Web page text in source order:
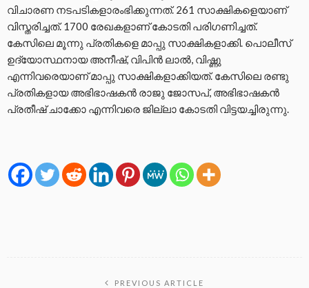
വിചാരണ നടപടികളാരംഭിക്കുന്നത്. 261 സാക്ഷികളെയാണ്
വിസ്തരിച്ചത്. 1700 രേഖകളാണ് കോടതി പരിഗണിച്ചത്.
കേസിലെ മൂന്നു പ്രതികളെ മാപ്പു സാക്ഷികളാക്കി. പൊലീസ്
ഉദ്യോസ്ഥനായ അനീഷ്, വിപിൻ ലാൽ, വിഷ്ണു
എന്നിവരെയാണ് മാപ്പു സാക്ഷികളാക്കിയത്. കേസിലെ രണ്ടു
പ്രതികളായ അഭിഭാഷകൻ രാജു ജോസപ്, അഭിഭാഷകൻ
പ്രതീഷ് ചാക്കോ എന്നിവരെ ജില്ലാ കോടതി വിട്ടയച്ചിരുന്നു.
PREVIOUS ARTICLE